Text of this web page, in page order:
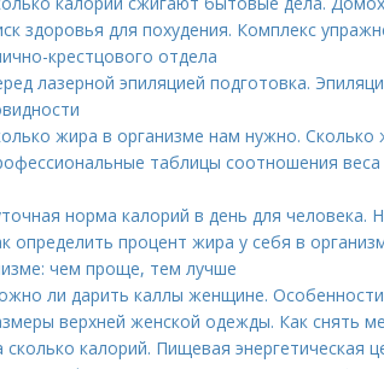
здоровья для похудения. Комплекс
крестцового отдела
лазерной эпиляцией подготовка.
жира в организме нам нужно.
таблицы соотношения веса
норма калорий в день для человека.
определить процент жира у себя в
чем проще, тем лучше
ли дарить каллы женщине. Особенности
верхней женской одежды. Как снять
сколько калорий. Пищевая энергетическая